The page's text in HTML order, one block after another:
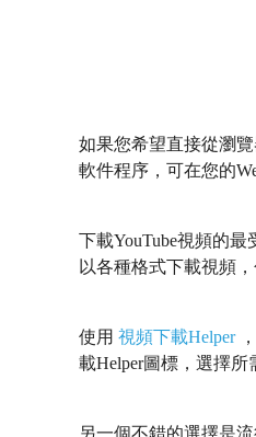
如果您希望直接從瀏
軟件程序，可在您的
下載YouTube視頻的最
以各種格式下載視頻，
使用 視頻下載Helper
載Helper圖標，選擇所
另一個不錯的選擇是流